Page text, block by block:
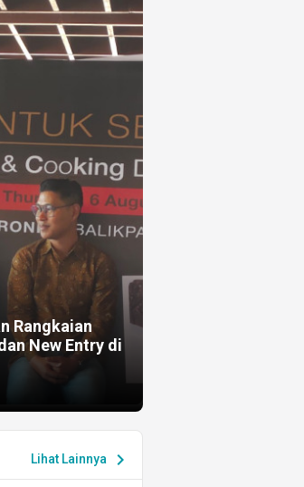
Rangkaian
New Entry di
Lihat Lainnya chevron_right